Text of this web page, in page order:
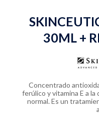
30ML +
Concentrado
ferúlico y vitamina E a la
normal. Es un